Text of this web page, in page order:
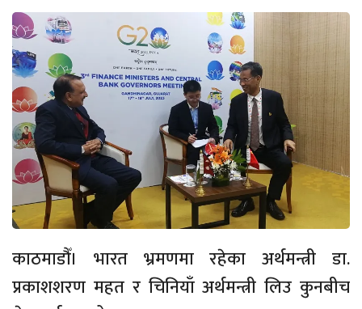
काठमाडौँ। भारत भ्रमणमा रहेका अर्थमन्त्री डा.
प्रकाशशरण महत र चिनियाँ अर्थमन्त्री लिउ कुनबीच